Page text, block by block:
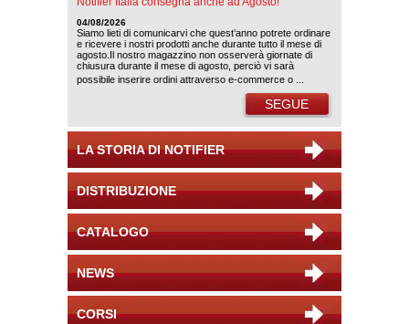
04/08/2026
Siamo lieti di comunicarvi che quest’anno potrete ordinare
e ricevere i nostri prodotti anche durante tutto il mese di
agosto.Il nostro magazzino non osserverà giornate di
chiusura durante il mese di agosto, perciò vi sarà
possibile inserire ordini attraverso e-commerce o ...
SEGUE
LA STORIA DI NOTIFIER
DISTRIBUZIONE
CATALOGO
NEWS
CORSI